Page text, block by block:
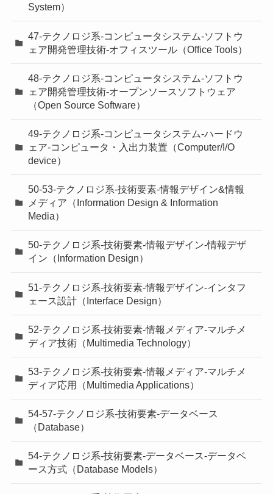
System）
47-テクノロジ系-コンピュータシステム-ソフトウ
ェア開発管理技術-オフィスツール（Office Tools）
48-テクノロジ系-コンピュータシステム-ソフトウ
ェア開発管理技術-オープンソースソフトウェア
（Open Source Software）
49-テクノロジ系-コンピュータシステム-ハードウ
ェア-コンピュータ・入出力装置（Computer/I/O
device）
50-53-テクノロジ系-技術要素-情報デザイン&情報
メディア（Information Design & Information
Media）
50-テクノロジ系-技術要素-情報デザイン-情報デザ
イン（Information Design）
51-テクノロジ系-技術要素-情報デザイン-インタフ
ェース設計（Interface Design）
52-テクノロジ系-技術要素-情報メディア-マルチメ
ディア技術（Multimedia Technology）
53-テクノロジ系-技術要素-情報メディア-マルチメ
ディア応用（Multimedia Applications）
54-57-テクノロジ系-技術要素-データベース
（Database）
54-テクノロジ系-技術要素-データベース-データベ
ース方式（Database Models）